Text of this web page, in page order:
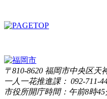
〒810-8620 福岡市中央区天
一人一花推進課： 092-711-
市役所開庁時間：午前8時